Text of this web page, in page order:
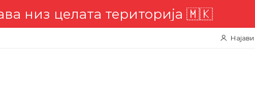
низ целата територија 🇲🇰